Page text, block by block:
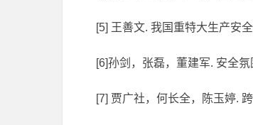
[5] 王善文. 我国重特大生产安
[6]孙剑，张磊，董建军. 安全
[7] 贾广社，何长全，陈玉婷.